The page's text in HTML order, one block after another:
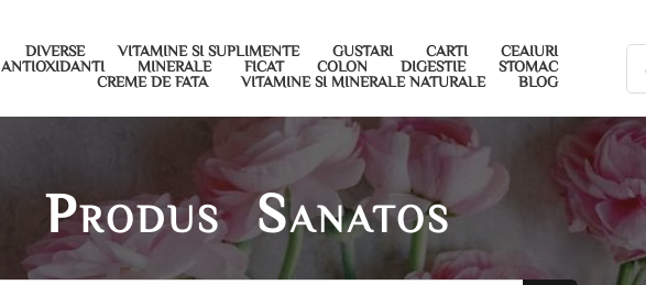
DIVERSE VITAMINE SI SUPLIMENTE GUSTARI CARTI
CEAIURI
ANTIOXIDANTI MINERALE FICAT COLON DIGESTIE
STOMAC
CREME DE FATA
VITAMINE SI MINERALE NATURALE BLOG
Produs Sanatos